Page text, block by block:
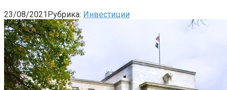
23/08/2021Рубрика: Инвестиции